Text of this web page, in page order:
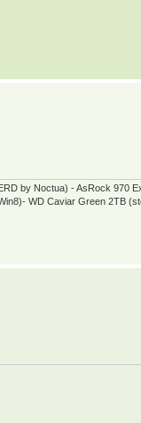
by Noctua) - AsRock
WD Caviar Green 2TB